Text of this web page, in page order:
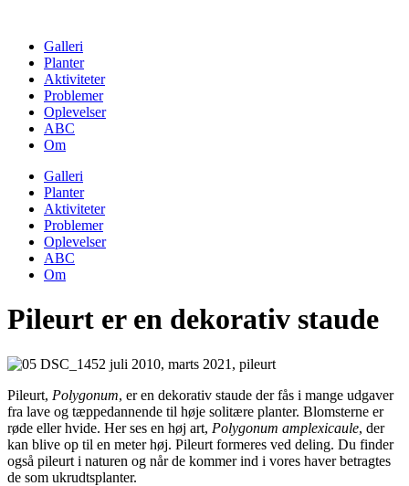
contentGalleri
Planter
Aktiviteter
Problemer
Oplevelser
ABC
Om
Galleri
Planter
Aktiviteter
Problemer
Oplevelser
ABC
Om
Pileurt er en dekorativ staude
Pileurt, Polygonum, er en dekorativ staude der fås i mange udgaver
fra lave og tæppedannende til høje solitære planter. Blomsterne er
røde eller hvide. Her ses en høj art, Polygonum amplexicaule, der
kan blive op til en meter høj. Pileurt formeres ved deling. Du finder
også pileurt i naturen og når de kommer ind i vores haver betragtes
de som ukrudtsplanter.